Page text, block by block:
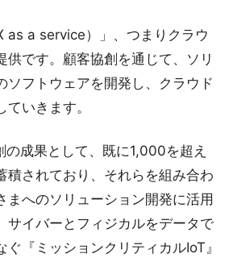
as a service）」、つまりクラウ
供です。顧客協創を通じて、ソリ
ソフトウェアを開発し、クラウド
ていきます。
の成果として、既に1,000を超え
積されており、それらを組み合わ
まへのソリューション開発に活用
サイバーとフィジカルをデータで
ぐ『ミッションクリティカルIoT』